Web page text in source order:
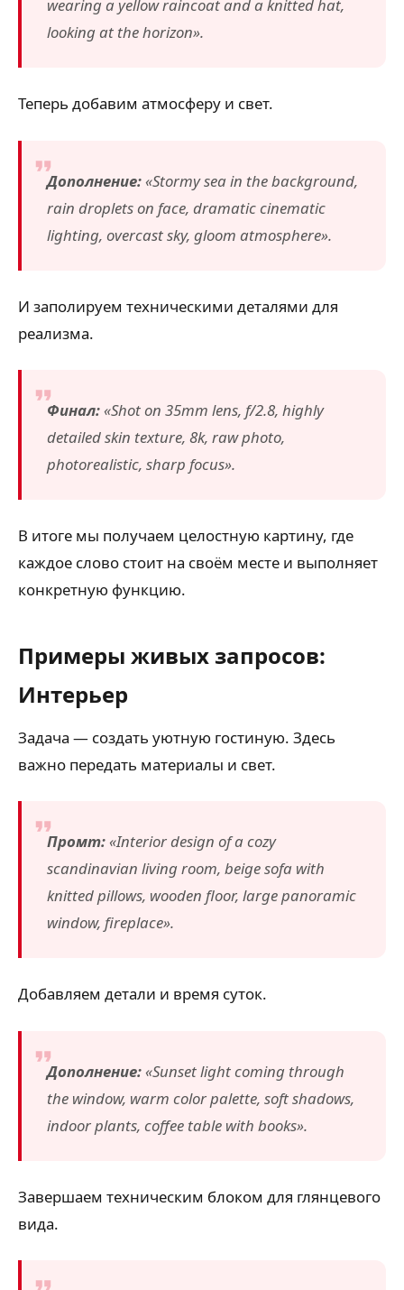
wearing a yellow raincoat and a knitted hat,
looking at the horizon».
Теперь добавим атмосферу и свет.
Дополнение:«Stormy sea in the background,
rain droplets on face, dramatic cinematic
lighting, overcast sky, gloom atmosphere».
И заполируем техническими деталями для
реализма.
Финал:«Shot on 35mm lens, f/2.8, highly
detailed skin texture, 8k, raw photo,
photorealistic, sharp focus».
В итоге мы получаем целостную картину, где
каждое слово стоит на своём месте и выполняет
конкретную функцию.
Примеры живых запросов:
Интерьер
Задача — создать уютную гостиную. Здесь
важно передать материалы и свет.
Промт:«Interior design of a cozy
scandinavian living room, beige sofa with
knitted pillows, wooden floor, large panoramic
window, fireplace».
Добавляем детали и время суток.
Дополнение:«Sunset light coming through
the window, warm color palette, soft shadows,
indoor plants, coffee table with books».
Завершаем техническим блоком для глянцевого
вида.